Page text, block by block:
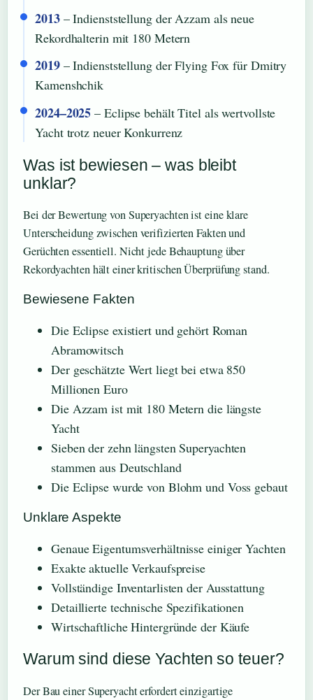
2013– Indienststellung der Azzam als neue
Rekordhalterin mit 180 Metern
2019– Indienststellung der Flying Fox für Dmitry
Kamenshchik
2024–2025 – Eclipse behält Titel als wertvollste
Yacht trotz neuer Konkurrenz
Was ist bewiesen – was bleibt
unklar?
Bei der Bewertung von Superyachten ist eine klare
Unterscheidung zwischen verifizierten Fakten und
Gerüchten essentiell. Nicht jede Behauptung über
Rekordyachten hält einer kritischen Überprüfung stand.
Bewiesene Fakten
Die Eclipse existiert und gehört Roman
Abramowitsch
Der geschätzte Wert liegt bei etwa 850
Millionen Euro
Die Azzam ist mit 180 Metern die längste
Yacht
Sieben der zehn längsten Superyachten
stammen aus Deutschland
Die Eclipse wurde von Blohm und Voss gebaut
Unklare Aspekte
Genaue Eigentumsverhältnisse einiger Yachten
Exakte aktuelle Verkaufspreise
Vollständige Inventarlisten der Ausstattung
Detaillierte technische Spezifikationen
Wirtschaftliche Hintergründe der Käufe
Warum sind diese Yachten so teuer?
Der Bau einer Superyacht erfordert einzigartige